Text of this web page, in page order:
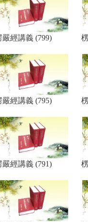
嚴經講義 (799)
嚴經講義 (795)
嚴經講義 (791)